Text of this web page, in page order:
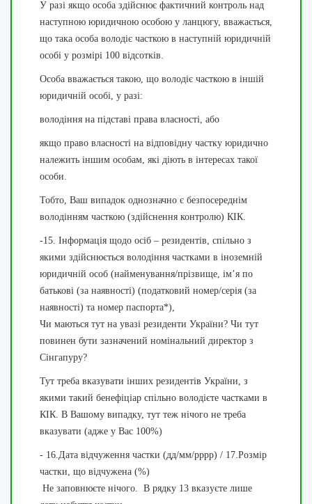
У разі якщо особа здійснює фактичний контроль над
наступною юридичною особою у ланцюгу, вважається,
що така особа володіє часткою в наступній юридичній
особі у розмірі 100 відсотків.
Особа вважається такою, що володіє часткою в іншій
юридичній особі, у разі:
володіння на підставі права власності, або
якщо право власності на відповідну частку юридично
належить іншим особам, які діють в інтересах такої
особи.
Тобто, Ваш випадок однозначно є безпосереднім
володінням часткою (здійснення контролю) КІК.
-15. Інформація щодо осіб – резидентів, спільно з
якими здійснюється володіння частками в іноземній
юридичній особ (найменування/прізвище, ім’я по
батькові (за наявності) (податковий номер/серія (за
наявності) та номер паспорта*),
Чи маються тут на увазі резиденти України? Чи тут
повинен бути зазначений номінальний директор з
Сінгапуру?
Тут треба вказувати інших резидентів України, з
якими такий бенефіціар спільно володієте частками в
КІК. В Вашому випадку, тут теж нічого не треба
вказувати (адже у Вас 100%)
- 16.Дата відчуження частки (дд/мм/рррр) / 17.Розмір
частки, що відчужена (%)
Не заповнюєте нічого. В рядку 13 вказуєте лише